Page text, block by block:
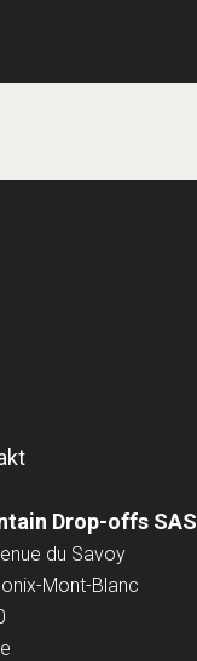
Drop-offs SAS
du Savoy
Mont-Blanc